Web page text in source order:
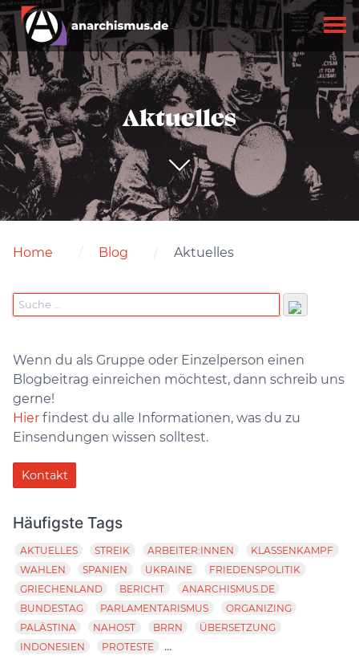
Aktuelles
Home Blog Aktuelles
Wenn du als Gruppe oder Einzelperson einen
Blogbeitrag einreichen möchtest, dann schreib uns
gerne!
Hier findest du alle Informationen, was du zu
Einsendungen wissen solltest.
Kontakt
Häufigste Tags
AKTUELLES STREIK ARBEITER:INNEN
KLASSENKAMPF
WAHLEN
SPANIEN UKRAINE
FRIEDENSPOLITIK
GRIECHENLAND
BERICHT
ANARCHISMUS.DE
BUNDESTAG
PARLAMENTARISMUS
ORGANIZING
PALÄSTINA
NAHOST BRRN
ÜBERSETZUNG
INDONESIEN
PROTESTE ...